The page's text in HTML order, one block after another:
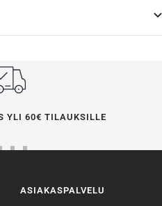
YLI 60€ TILAUKSILLE
4
ASIAKASPALVELU